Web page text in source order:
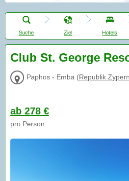
Suche Ziel Hotels
Club St. George
Paphos - Emba (Republik
ab 278 €
pro Person